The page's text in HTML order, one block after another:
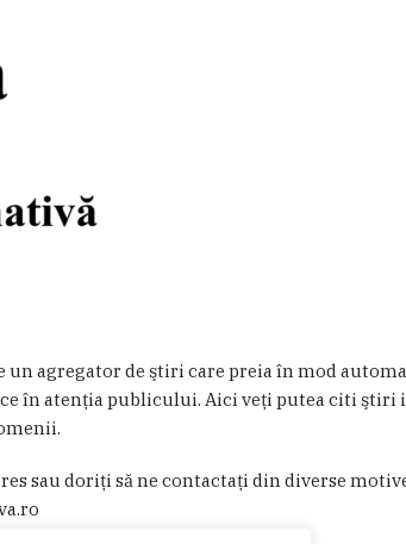
un agregator de ştiri care preia în mod
în atenţia publicului. Aici veţi putea citi
sau doriţi să ne contactaţi din diverse